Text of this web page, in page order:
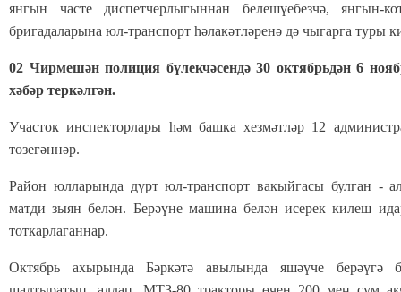
янгын часте диспетчерлыгыннан белешүебезчә, янгын-
бригадаларына юл-транспорт һәлакәтләренә дә чыгарга туры
02 Чирмешән полиция бүлекчәсендә 30 октябрьдән 6
хәбәр теркәлгән.
Участок инспекторлары һәм башка хезмәтләр 12
төзегәннәр.
Район юлларында дүрт юл-транспорт вакыйгасы булган -
матди зыян белән. Берәүне машина белән исерек килеш
тоткарлаганнар.
Октябрь ахырында Бәркәтә авылында яшәүче берәүгә